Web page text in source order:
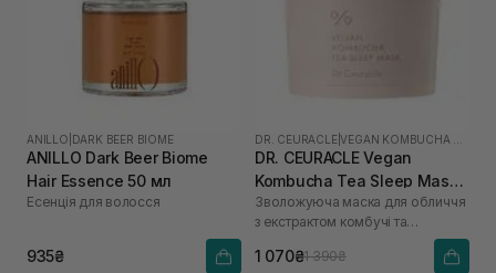
ANILLO DARK BEER BIOME
ANILLO Dark Beer Biome
Hair Essence 50 мл
Есенція для волосся
935₴
DR. CEURACLE |
DR. CEURACLE Vegan
Kombucha Tea Sleep Mask
100 мл
Зволожуюча маска для обличчя
з екстрактом комбучі та
1 070₴1 390₴